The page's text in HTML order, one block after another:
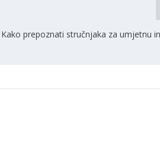
Kako prepoznati stručnjaka za umjetnu